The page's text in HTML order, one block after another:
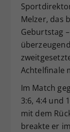
Melzer, das
Geburtstag
Achtelfinale
Im Match
3:6, 4:4 und
mit dem
breakte er